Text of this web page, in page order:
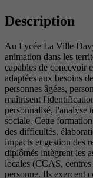
Description
Au Lycée La Ville
animation dans les
capables de concevoir
adaptées aux besoins
personnes âgées,
maîtrisent
personnalisé, l'analyse
sociale. Cette
des difficultés,
impacts et gestion des
diplômés intègrent les
locales (CCAS, centres
personne. Ils exercent